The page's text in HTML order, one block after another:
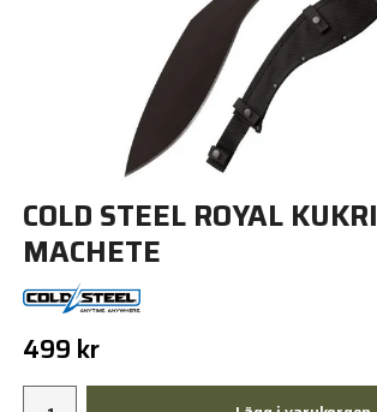
COLD STEEL ROYAL KUKRI
MACHETE
499 kr